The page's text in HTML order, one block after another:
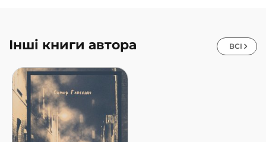
Інші книги автора ВСІ